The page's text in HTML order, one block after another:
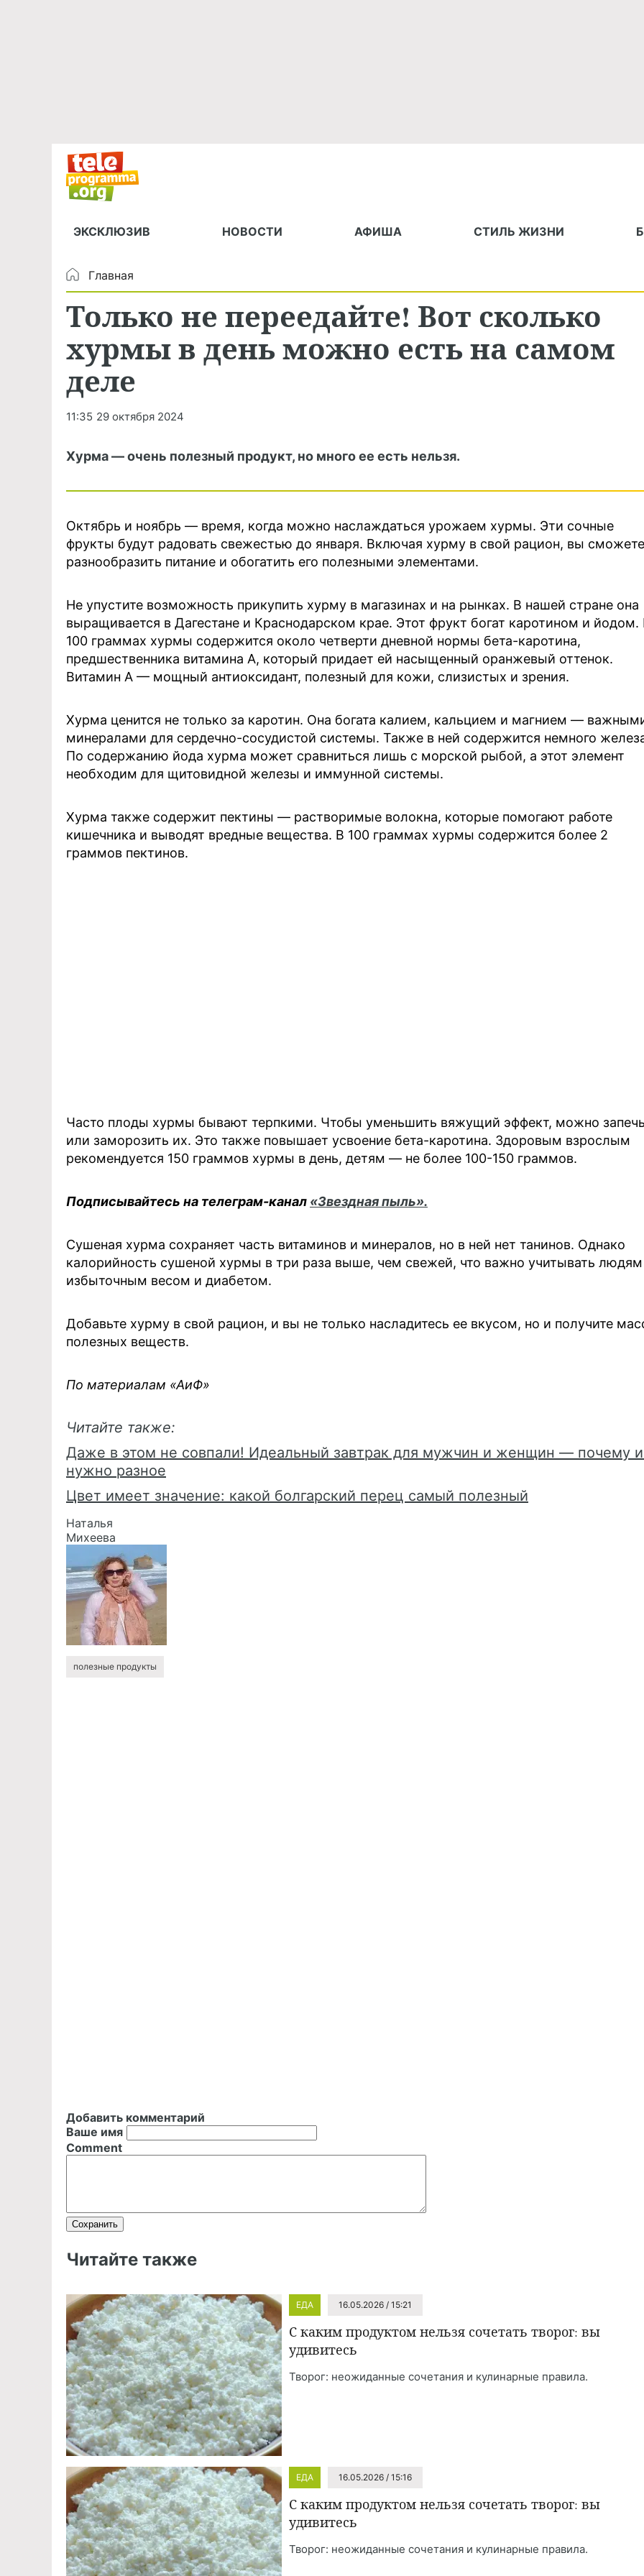
ЭКСКЛЮЗИВ НОВОСТИ АФИША СТИЛЬ ЖИЗНИ
Главная
Только не переедайте! Вот сколько
хурмы в день можно есть на самом
деле
11:35 29 октября 2024
Хурма — очень полезный продукт, но много ее есть нельзя.
Октябрь и ноябрь — время, когда можно наслаждаться урожаем хурмы. Эти сочные
фрукты будут радовать свежестью до января. Включая хурму в свой рацион, вы сможете
разнообразить питание и обогатить его полезными элементами.
Не упустите возможность прикупить хурму в магазинах и на рынках. В нашей стране она
выращивается в Дагестане и Краснодарском крае. Этот фрукт богат каротином и йодом.
100 граммах хурмы содержится около четверти дневной нормы бета-каротина,
предшественника витамина А, который придает ей насыщенный оранжевый оттенок.
Витамин А — мощный антиоксидант, полезный для кожи, слизистых и зрения.
Хурма ценится не только за каротин. Она богата калием, кальцием и магнием —
минералами для сердечно-сосудистой системы. Также в ней содержится немного
По содержанию йода хурма может сравниться лишь с морской рыбой, а этот элемент
необходим для щитовидной железы и иммунной системы.
Хурма также содержит пектины — растворимые волокна, которые помогают работе
кишечника и выводят вредные вещества. В 100 граммах хурмы содержится более 2
граммов пектинов.
Часто плоды хурмы бывают терпкими. Чтобы уменьшить вяжущий эффект, можно
или заморозить их. Это также повышает усвоение бета-каротина. Здоровым взрослым
рекомендуется 150 граммов хурмы в день, детям — не более 100-150 граммов.
Подписывайтесь на телеграм-канал «Звездная пыль».
Сушеная хурма сохраняет часть витаминов и минералов, но в ней нет танинов. Однако
калорийность сушеной хурмы в три раза выше, чем свежей, что важно учитывать
избыточным весом и диабетом.
Добавьте хурму в свой рацион, и вы не только насладитесь ее вкусом, но и получите
полезных веществ.
По материалам «АиФ»
Читайте также:
Даже в этом не совпали! Идеальный завтрак для мужчин и женщин — почему
нужно разное
Цвет имеет значение: какой болгарский перец самый полезный
Наталья
Михеева
полезные продукты
Добавить комментарий
Ваше имя
Comment
Читайте также
ЕДА 16.05.2026 / 15:21
С каким продуктом нельзя сочетать творог: вы
удивитесь
Творог: неожиданные сочетания и кулинарные правила.
ЕДА 16.05.2026 / 15:16
С каким продуктом нельзя сочетать творог: вы
удивитесь
Творог: неожиданные сочетания и кулинарные правила.